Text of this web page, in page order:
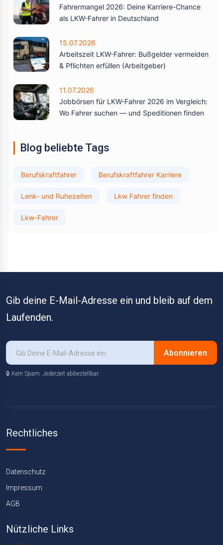
Fahrermangel 2026: Deine Karriere-Chance
als LKW-Fahrer in Deutschland
15.07.2026
Arbeitszeit LKW-Fahrer: Bußgelder vermeiden
& Pflichten erfüllen (Arbeitgeber)
11.07.2026
Jobbörsen für LKW-Fahrer 2026 im Vergleich:
Wo Fahrer suchen — und Speditionen finden
Blog beliebte Tags
Berufskraftfahrer Berufskraftfahrer Karriere
Lenk- und Ruhezeiten Lkw Fahrer finden
Lkw-Fahrer
Gib deine E-Mail-Adresse ein und bleib auf dem
Laufenden.
Abonnieren
🔒 Kein Spam. Jederzeit abbestellbar.
Rechtliches
Datenschutz
Impressum
AGB
Nützliche Links